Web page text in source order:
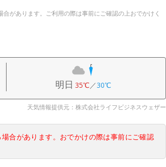
があります。ご利用の際は事前にご確認の上おでかけく
明日 35℃／30℃
天気情報提供元：株式会社ライフビジネスウェザー
合があります。おでかけの際は事前にご確認